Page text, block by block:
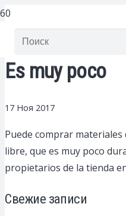
Es muy poco
17 Ноя 2017
Puede comprar
libre, que es muy poco
propietarios de la tienda
Свежие записи